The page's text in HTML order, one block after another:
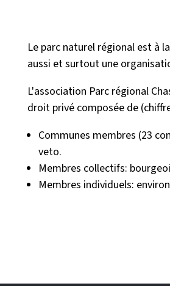
Le parc naturel régional est à
aussi et surtout une
L'association Parc régional
droit privé composée de
Communes membres (23
veto.
Membres collectifs:
Membres individuels: